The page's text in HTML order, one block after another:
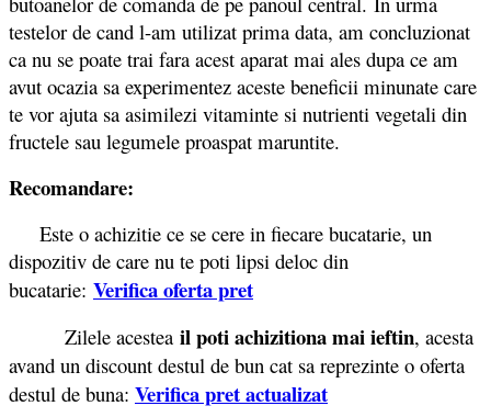
testelor de cand l-am utilizat prima data, am concluzionat
ca nu se poate trai fara acest aparat mai ales dupa ce am
avut ocazia sa experimentez aceste beneficii minunate care
te vor ajuta sa asimilezi vitaminte si nutrienti vegetali din
fructele sau legumele proaspat maruntite.
Recomandare:
Este o achizitie ce se cere in fiecare bucatarie, un
dispozitiv de care nu te poti lipsi deloc din
bucatarie: Verifica oferta pret
Zilele acestea il poti achizitiona mai ieftin, acesta
avand un discount destul de bun cat sa reprezinte o oferta
destul de buna: Verifica pret actualizat